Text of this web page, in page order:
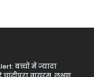
बच्चों में ज्यादा